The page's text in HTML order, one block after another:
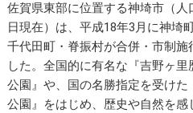
佐賀県東部に位置する神埼市（人
日現在）は、平成18年3月に神埼
千代田町・脊振村が合併・市制施
した。全国的に有名な『吉野ヶ里
公園』や、国の名勝指定を受け
公園』をはじめ、歴史や自然を感